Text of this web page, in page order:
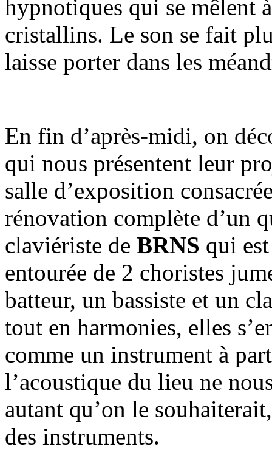
hypnotiques qui se mêlent
cristallins. Le son se fait
laisse porter dans les
En fin d’après-midi, on
qui nous présentent leur
salle d’exposition
rénovation complète d’un
claviériste de BRNS qui
entourée de 2 choristes
batteur, un bassiste et un
tout en harmonies, elles
comme un instrument à
l’acoustique du lieu ne
autant qu’on le
des instruments.